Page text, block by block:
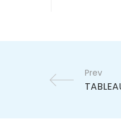
Prev